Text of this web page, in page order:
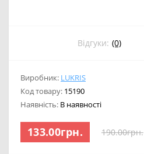
Відгуки: (0)
Виробник: LUKRIS
Код товару: 15190
Наявність: В наявності
133.00грн. 190.00грн.